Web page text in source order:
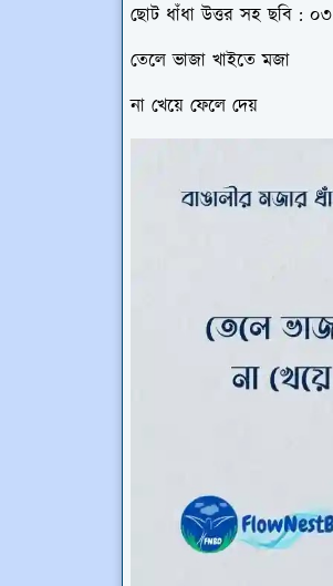
ছোট ধাঁধা উত্তর সহ ছবি : ০৩
তেলে ভাজা খাইতে মজা
না খেয়ে ফেলে দেয়